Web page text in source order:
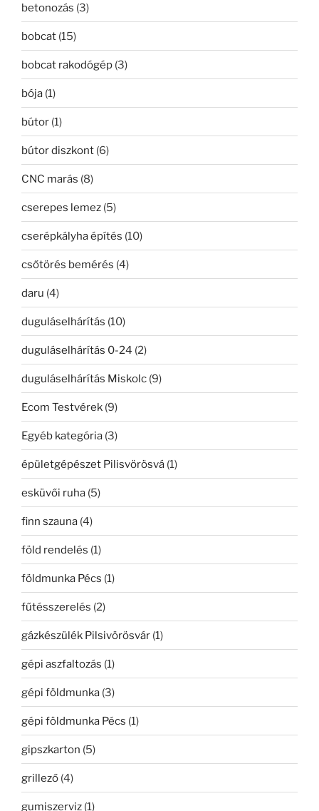
betonozás (3)
bobcat (15)
bobcat rakodógép (3)
bója (1)
bútor (1)
bútor diszkont (6)
CNC marás (8)
cserepes lemez (5)
cserépkályha építés (10)
csőtörés bemérés (4)
daru (4)
duguláselhárítás (10)
duguláselhárítás 0-24 (2)
duguláselhárítás Miskolc (9)
Ecom Testvérek (9)
Egyéb kategória (3)
épületgépészet Pilisvörösvá (1)
esküvői ruha (5)
finn szauna (4)
föld rendelés (1)
földmunka Pécs (1)
fűtésszerelés (2)
gázkészülék Pilsivörösvár (1)
gépi aszfaltozás (1)
gépi földmunka (3)
gépi földmunka Pécs (1)
gipszkarton (5)
grillező (4)
gumiszerviz (1)